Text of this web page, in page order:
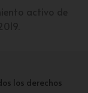
los derechos